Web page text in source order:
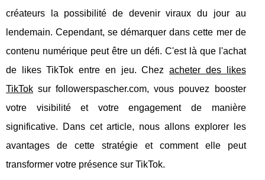
créateurs la possibilité de devenir viraux du jour au
lendemain. Cependant, se démarquer dans cette mer de
contenu numérique peut être un défi. C'est là que l'achat
de likes TikTok entre en jeu. Chezacheter des likes
TikTok sur followerspascher.com, vous pouvez booster
votre visibilité et votre engagement de manière
significative. Dans cet article, nous allons explorer les
avantages de cette stratégie et comment elle peut
transformer votre présence sur TikTok.